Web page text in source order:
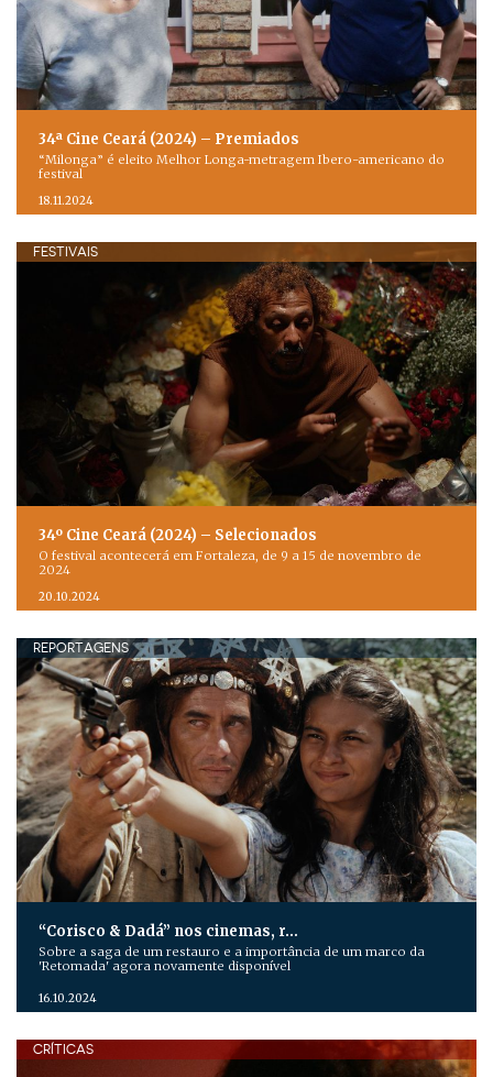
34ª Cine Ceará (2024) – Premiados
“Milonga” é eleito Melhor Longa-metragem Ibero-americano do
festival
18.11.2024
FESTIVAIS
34º Cine Ceará (2024) – Selecionados
O festival acontecerá em Fortaleza, de 9 a 15 de novembro de
2024
20.10.2024
REPORTAGENS
“Corisco & Dadá” nos cinemas, r…
Sobre a saga de um restauro e a importância de um marco da
'Retomada' agora novamente disponível
16.10.2024
CRÍTICAS